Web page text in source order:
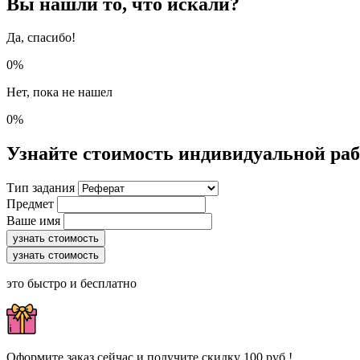
Да, спасибо!
0%
Нет, пока не нашел
0%
Узнайте стоимость индивидуальной
Тип задания
Предмет
Ваше имя
узнать стоимость
узнать стоимость
это быстро и бесплатно